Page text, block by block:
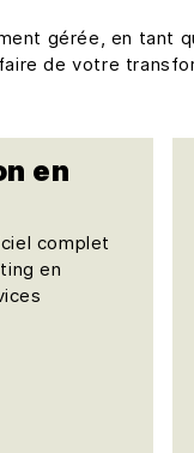
gérée, en tant
de votre
en
complet
en